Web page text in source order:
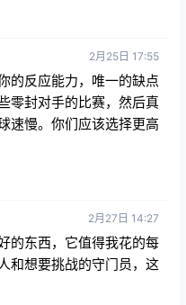
2月25日 17:55
的反应能力，唯一的缺点
零封对手的比赛，然后真
速慢。你们应该选择更高
2月27日 14:27
的东西，它值得我花的每
和想要挑战的守门员，这